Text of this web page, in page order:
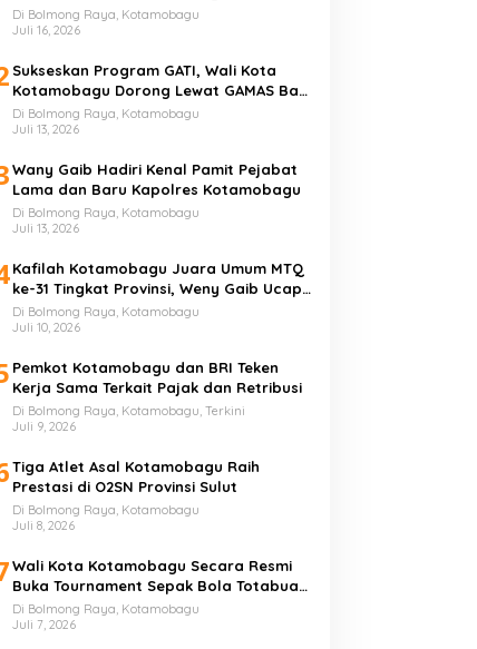
Di Bolmong Raya, Kotamobagu
Juli 16, 2026
Sukseskan Program GATI, Wali Kota
Kotamobagu Dorong Lewat GAMAS Bagi
Anak Sekolah
Di Bolmong Raya, Kotamobagu
Juli 13, 2026
Wany Gaib Hadiri Kenal Pamit Pejabat
Lama dan Baru Kapolres Kotamobagu
Di Bolmong Raya, Kotamobagu
Juli 13, 2026
Kafilah Kotamobagu Juara Umum MTQ
ke-31 Tingkat Provinsi, Weny Gaib Ucap
Syukur
Di Bolmong Raya, Kotamobagu
Juli 10, 2026
Pemkot Kotamobagu dan BRI Teken
Kerja Sama Terkait Pajak dan Retribusi
Di Bolmong Raya, Kotamobagu, Terkini
Juli 9, 2026
Tiga Atlet Asal Kotamobagu Raih
Prestasi di O2SN Provinsi Sulut
Di Bolmong Raya, Kotamobagu
Juli 8, 2026
Wali Kota Kotamobagu Secara Resmi
Buka Tournament Sepak Bola Totabuan
Champion League
Di Bolmong Raya, Kotamobagu
Juli 7, 2026